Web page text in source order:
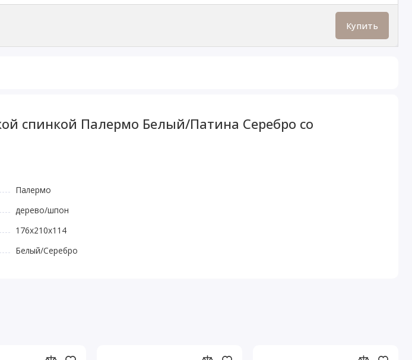
Купить
спинкой Палермо Белый/Патина Серебро со
Палермо
дерево/шпон
176х210х114
Белый/Серебро